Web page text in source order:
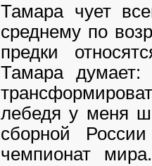
Тамара чует
среднему по
предки
Тамара
лебедя у меня
сборной
чемпионат